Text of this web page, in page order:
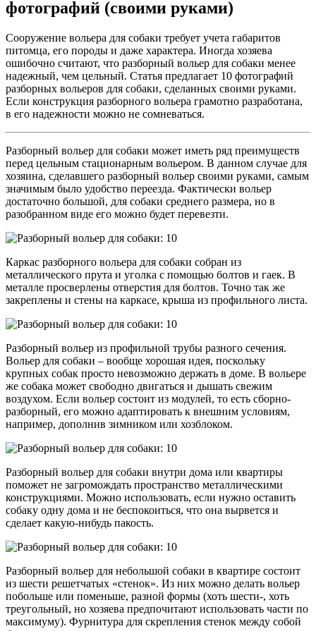
фотографий (своими руками)
Сооружение вольера для собаки требует учета габаритов
питомца, его породы и даже характера. Иногда хозяева
ошибочно считают, что разборный вольер для собаки менее
надежный, чем цельный. Статья предлагает 10 фотографий
разборных вольеров для собаки, сделанных своими руками.
Если конструкция разборного вольера грамотно разработана,
в его надежности можно не сомневаться.
Разборный вольер для собаки может иметь ряд преимуществ
перед цельным стационарным вольером. В данном случае для
хозяина, сделавшего разборный вольер своими руками, самым
значимым было удобство переезда. Фактически вольер
достаточно большой, для собаки среднего размера, но в
разобранном виде его можно будет перевезти.
Каркас разборного вольера для собаки собран из
металлического прута и уголка с помощью болтов и гаек. В
металле просверлены отверстия для болтов. Точно так же
закреплены и стены на каркасе, крыша из профильного листа.
Разборный вольер из профильной трубы разного сечения.
Вольер для собаки – вообще хорошая идея, поскольку
крупных собак просто невозможно держать в доме. В вольере
же собака может свободно двигаться и дышать свежим
воздухом. Если вольер состоит из модулей, то есть сборно-
разборный, его можно адаптировать к внешним условиям,
например, дополнив зимником или хозблоком.
Разборный вольер для собаки внутри дома или квартиры
поможет не загромождать пространство металлическими
конструкциями. Можно использовать, если нужно оставить
собаку одну дома и не беспокоиться, что она вырвется и
сделает какую-нибудь пакость.
Разборный вольер для небольшой собаки в квартире состоит
из шести решетчатых «стенок». Из них можно делать вольер
побольше или поменьше, разной формы (хоть шести-, хоть
треугольный, но хозяева предпочитают использовать части по
максимуму). Фурнитура для скрепления стенок между собой